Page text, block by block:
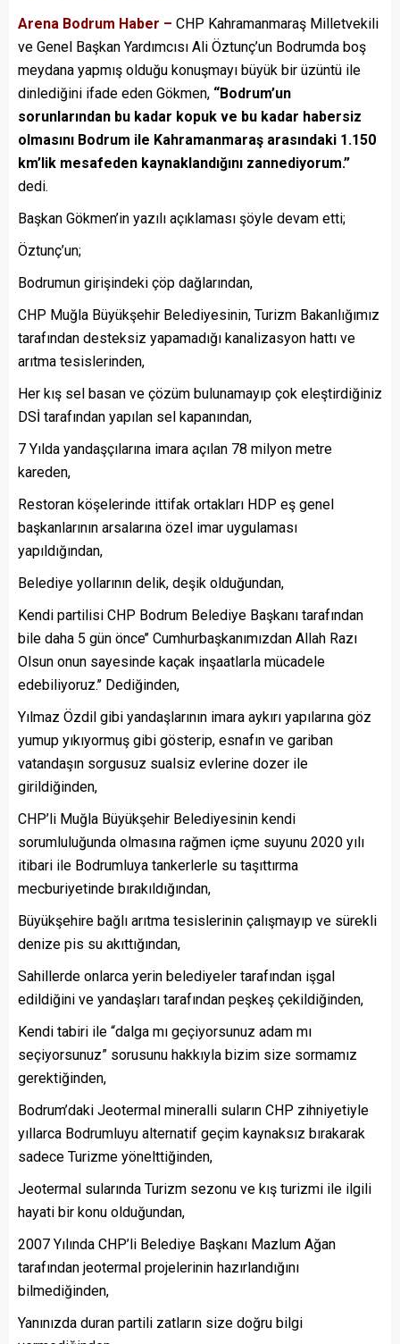
Arena Bodrum Haber – CHP Kahramanmaraş Milletvekili
ve Genel Başkan Yardımcısı Ali Öztunç’un Bodrumda boş
meydana yapmış olduğu konuşmayı büyük bir üzüntü ile
dinlediğini ifade eden Gökmen, “Bodrum’un
sorunlarından bu kadar kopuk ve bu kadar habersiz
olmasını Bodrum ile Kahramanmaraş arasındaki 1.150
km’lik mesafeden kaynaklandığını zannediyorum.”
dedi.
Başkan Gökmen’in yazılı açıklaması şöyle devam etti;
Öztunç’un;
Bodrumun girişindeki çöp dağlarından,
CHP Muğla Büyükşehir Belediyesinin, Turizm Bakanlığımız
tarafından desteksiz yapamadığı kanalizasyon hattı ve
arıtma tesislerinden,
Her kış sel basan ve çözüm bulunamayıp çok eleştirdiğiniz
DSİ tarafından yapılan sel kapanından,
7 Yılda yandaşçılarına imara açılan 78 milyon metre
kareden,
Restoran köşelerinde ittifak ortakları HDP eş genel
başkanlarının arsalarına özel imar uygulaması
yapıldığından,
Belediye yollarının delik, deşik olduğundan,
Kendi partilisi CHP Bodrum Belediye Başkanı tarafından
bile daha 5 gün önce’’ Cumhurbaşkanımızdan Allah Razı
Olsun onun sayesinde kaçak inşaatlarla mücadele
edebiliyoruz.’’ Dediğinden,
Yılmaz Özdil gibi yandaşlarının imara aykırı yapılarına göz
yumup yıkıyormuş gibi gösterip, esnafın ve gariban
vatandaşın sorgusuz sualsiz evlerine dozer ile
girildiğinden,
CHP’li Muğla Büyükşehir Belediyesinin kendi
sorumluluğunda olmasına rağmen içme suyunu 2020 yılı
itibari ile Bodrumluya tankerlerle su taşıttırma
mecburiyetinde bırakıldığından,
Büyükşehire bağlı arıtma tesislerinin çalışmayıp ve sürekli
denize pis su akıttığından,
Sahillerde onlarca yerin belediyeler tarafından işgal
edildiğini ve yandaşları tarafından peşkeş çekildiğinden,
Kendi tabiri ile “dalga mı geçiyorsunuz adam mı
seçiyorsunuz” sorusunu hakkıyla bizim size sormamız
gerektiğinden,
Bodrum’daki Jeotermal mineralli suların CHP zihniyetiyle
yıllarca Bodrumluyu alternatif geçim kaynaksız bırakarak
sadece Turizme yönelttiğinden,
Jeotermal sularında Turizm sezonu ve kış turizmi ile ilgili
hayati bir konu olduğundan,
2007 Yılında CHP’li Belediye Başkanı Mazlum Ağan
tarafından jeotermal projelerinin hazırlandığını
bilmediğinden,
Yanınızda duran partili zatların size doğru bilgi